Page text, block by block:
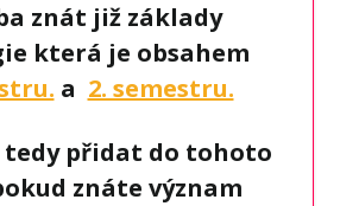
znát již základy
která je obsahem
a 2. semestru.
tedy přidat do tohoto
znáte význam